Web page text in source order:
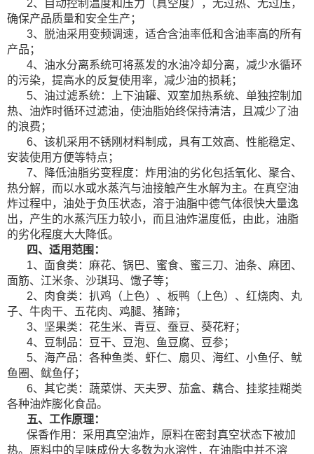
2、自动控制温度和压力（真空度），无过热、无过压，
确保产品质量和安全生产；
3、脱油采用变频调速，适合含油率低和含油率高的所有
产品；
4、油水分离系统可将蒸发的水油冷却分离，减少水循环
的污染，提高水的反复使用率，减少油的损耗；
5、油过滤系统：上下油罐、双室加热系统、单独控制加
热、油炸时循环过滤油，使油脂始终保持清洁，且减少了油
的浪费；
6、该机采用不锈刚材料制成，具有工效高、性能稳定、
安装使用方便等特点；
7、降低油脂劣变程度：炸用油的劣化包括氧化、聚合、
热分解，而以水或水蒸汽与油接触产生水解为主。在真空油
炸过程中，油处于负压状态，溶于油脂中德气体很快大量逸
出，产生的水蒸汽压力较小，而且油炸温度低，由此，油脂
的劣化程度大大降低。
四、适用范围：
1、面食类：麻花、锅巴、蜜食、蜜三刀、油条、麻团、
面筋、江米条、沙琪玛、馓子等；
2、肉食类：扒鸡（上色）、板鸭（上色）、红烧肉、丸
子、牛肉干、五花肉、鸡腿、猪蹄；
3、坚果类：花生米、青豆、蚕豆、葵花籽；
4、豆制品：豆干、豆泡、鱼豆腐、豆参；
5、海产品：各种鱼类、虾仁、扇贝、海红、小鱼仔、鱿
鱼圈、鱿鱼仔；
6、其它类：蔬菜饼、天夫罗、茄盒、藕合、挂浆挂糊类
各种油炸膨化食品。
五、工作原理：
保香作用：采用真空油炸，原料在密封真空状态下被加
热。原料中的呈味成份大多数为水溶性，在油脂中并不溶